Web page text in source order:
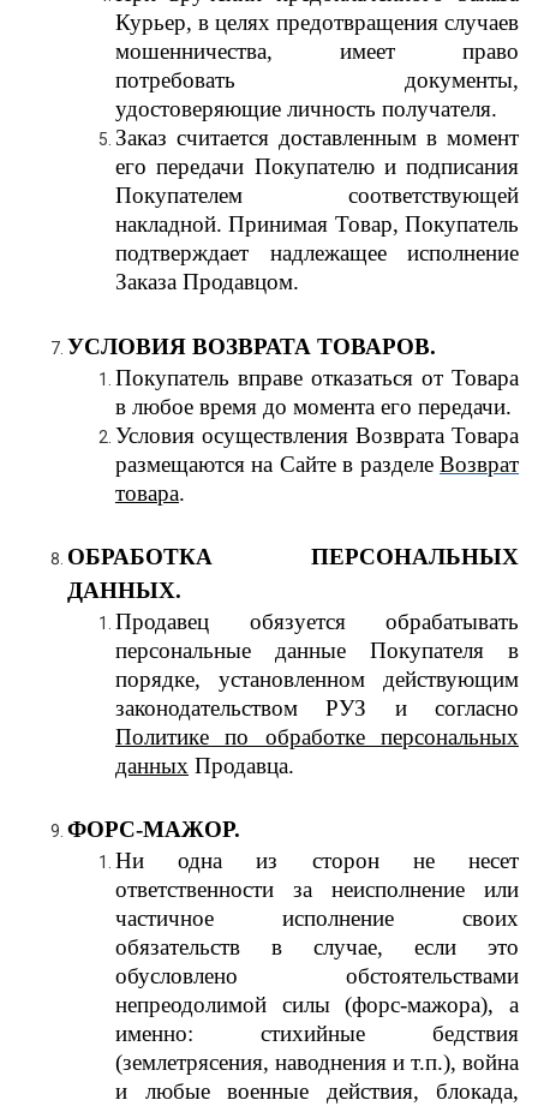
Курьер, в целях предотвращения случаев
мошенничества, имеет право
потребовать документы,
удостоверяющие личность получателя.
Заказ считается доставленным в момент
его передачи Покупателю и подписания
Покупателем соответствующей
накладной. Принимая Товар, Покупатель
подтверждает надлежащее исполнение
Заказа Продавцом.
УСЛОВИЯ ВОЗВРАТА ТОВАРОВ.
Покупатель вправе отказаться от Товара
в любое время до момента его передачи.
Условия осуществления Возврата Товара
размещаются на Сайте в разделе Возврат
товара.
ОБРАБОТКА ПЕРСОНАЛЬНЫХ
ДАННЫХ.
Продавец обязуется обрабатывать
персональные данные Покупателя в
порядке, установленном действующим
законодательством РУЗ и согласно
Политике по обработке персональных
данных Продавца.
ФОРС-МАЖОР.
Ни одна из сторон не несет
ответственности за неисполнение или
частичное исполнение своих
обязательств в случае, если это
обусловлено обстоятельствами
непреодолимой силы (форс-мажора), а
именно: стихийные бедствия
(землетрясения, наводнения и т.п.), война
и любые военные действия, блокада,